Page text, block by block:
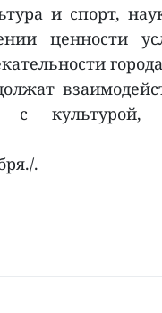
и спорт,
ценности
с
.